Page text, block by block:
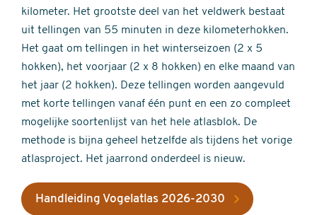
kilometer. Het grootste deel van het veldwerk bestaat
uit tellingen van 55 minuten in deze kilometerhokken.
Het gaat om tellingen in het winterseizoen (2 x 5
hokken), het voorjaar (2 x 8 hokken) en elke maand van
het jaar (2 hokken). Deze tellingen worden aangevuld
met korte tellingen vanaf één punt en een zo compleet
mogelijke soortenlijst van het hele atlasblok. De
methode is bijna geheel hetzelfde als tijdens het vorige
atlasproject. Het jaarrond onderdeel is nieuw.
Handleiding Vogelatlas 2026-2030